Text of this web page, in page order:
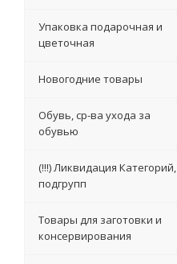
Упаковка подарочная и
цветочная
Новогодние товары
Обувь, ср-ва ухода за
обувью
(!!!) Ликвидация Категорий,
подгрупп
Товары для заготовки и
консервирования